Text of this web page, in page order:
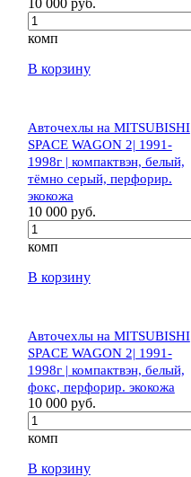
комп
В корзину
Авточехлы на MITSUBISHI
SPACE WAGON 2| 1991-
1998г | компактвэн, белый,
тёмно серый, перфорир.
экокожа
10 000 руб.
комп
В корзину
Авточехлы на MITSUBISHI
SPACE WAGON 2| 1991-
1998г | компактвэн, белый,
фокс, перфорир. экокожа
10 000 руб.
комп
В корзину